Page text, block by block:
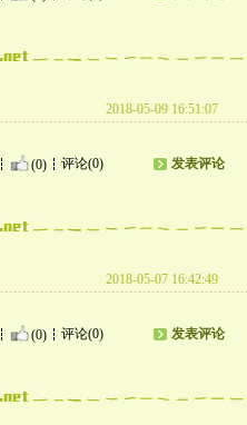
2018-05-09 16:51:07
(0) 评论(0) 发表评论
2018-05-07 16:42:49
(0) 评论(0) 发表评论